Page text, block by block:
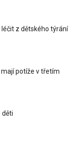
léčit z dětského týrání
potíže v třetím
děti